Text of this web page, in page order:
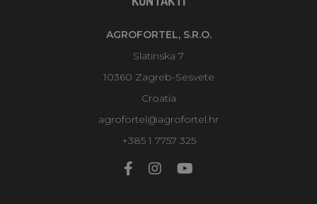
AGROFORTEL, S.R.O.
Slatinska 7
10360 Zagreb-Sesvete
Croatia
agrofortel@agrofortel.hr
+385 1 7757 325